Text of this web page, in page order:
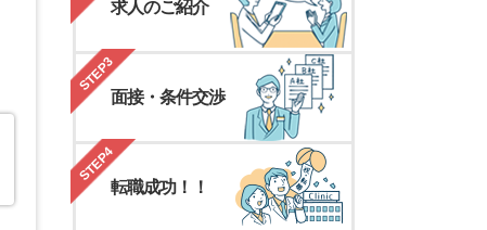
求人のご紹介
STEP3
面接・条件交渉
STEP4
転職成功！！